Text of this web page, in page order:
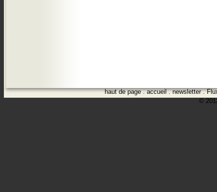
haut de page.accueil.newsletter.
©